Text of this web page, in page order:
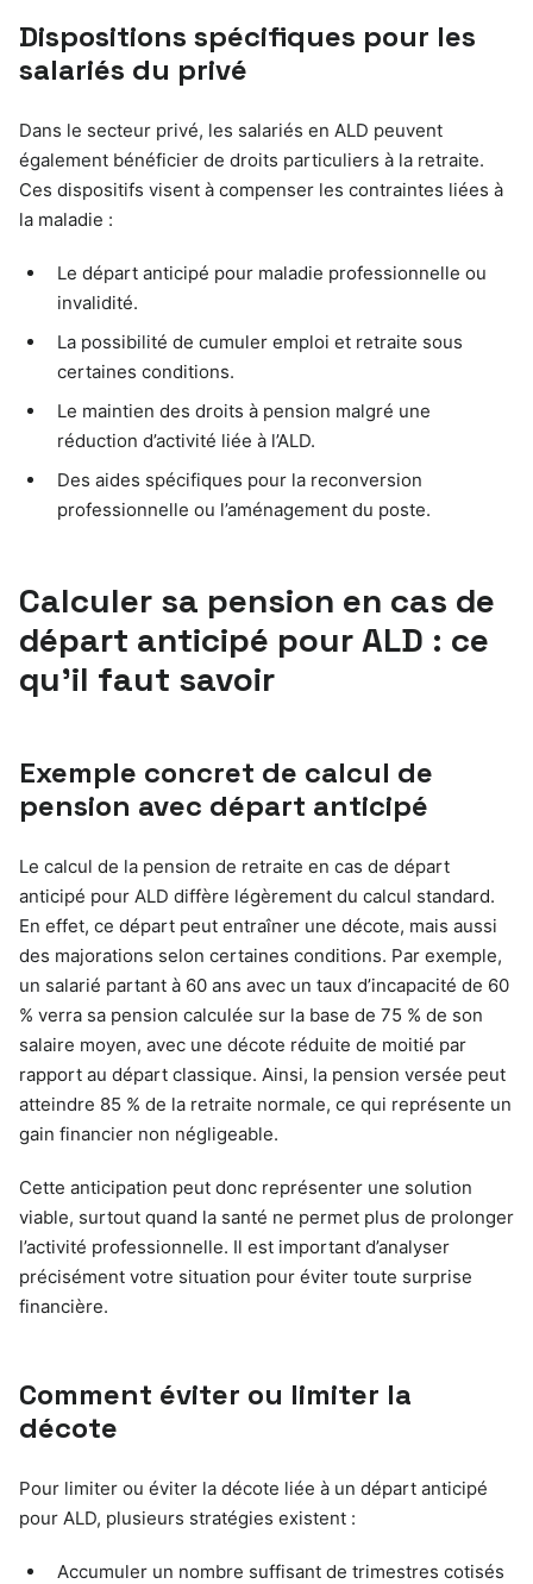
Dispositions spécifiques pour les
salariés du privé
Dans le secteur privé, les salariés en ALD peuvent
également bénéficier de droits particuliers à la retraite.
Ces dispositifs visent à compenser les contraintes liées à
la maladie :
Le départ anticipé pour maladie professionnelle ou
invalidité.
La possibilité de cumuler emploi et retraite sous
certaines conditions.
Le maintien des droits à pension malgré une
réduction d’activité liée à l’ALD.
Des aides spécifiques pour la reconversion
professionnelle ou l’aménagement du poste.
Calculer sa pension en cas de
départ anticipé pour ALD : ce
qu’il faut savoir
Exemple concret de calcul de
pension avec départ anticipé
Le calcul de la pension de retraite en cas de départ
anticipé pour ALD diffère légèrement du calcul standard.
En effet, ce départ peut entraîner une décote, mais aussi
des majorations selon certaines conditions. Par exemple,
un salarié partant à 60 ans avec un taux d’incapacité de 60
% verra sa pension calculée sur la base de 75 % de son
salaire moyen, avec une décote réduite de moitié par
rapport au départ classique. Ainsi, la pension versée peut
atteindre 85 % de la retraite normale, ce qui représente un
gain financier non négligeable.
Cette anticipation peut donc représenter une solution
viable, surtout quand la santé ne permet plus de prolonger
l’activité professionnelle. Il est important d’analyser
précisément votre situation pour éviter toute surprise
financière.
Comment éviter ou limiter la
décote
Pour limiter ou éviter la décote liée à un départ anticipé
pour ALD, plusieurs stratégies existent :
Accumuler un nombre suffisant de trimestres cotisés